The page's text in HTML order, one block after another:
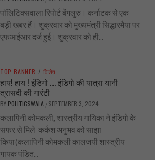
पॉलिटिक्सवाला रिपोर्ट बेंगलुरु। कर्नाटक से एक
बड़ी खबर हैं। शुक्रवार को मुख्यमंत्री सिद्धारमैया पर
एफआईआर दर्ज हुई। शुक्रवार को ही...
TOP BANNER / विशेष
हाय! हाय ! इंडिगो …. इंडिगो की यात्रा यानी
त्रासदी की गारंटी
BY POLITICSWALA / SEPTEMBER 3, 2024
कलापिनी कोमकली, शास्त्रीय गायिका ने इंडिगो के
सफर से मिले कर्कश अनुभव को साझा
किया(कलापिनी कोमकली कालजयी शास्त्रीय
गायक पंडित...